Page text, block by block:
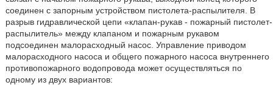
соединен с запорным устройством пистолета-распылителя. В
разрыв гидравлической цепи «клапан-рукав - пожарный пистолет-
распылитель» между клапаном и пожарным рукавом
подсоединен малорасходный насос. Управление приводом
малорасходного насоса и общего пожарного насоса внутреннего
противопожарного водопровода может осуществляться по
одному из двух вариантов: